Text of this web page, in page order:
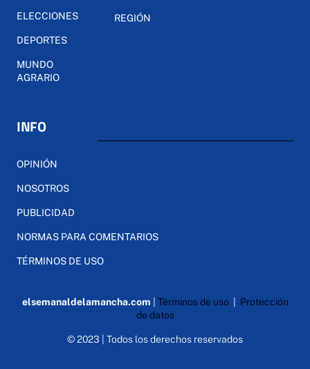
ELECCIONES
DEPORTES
MUNDO
AGRARIO
REGIÓN
INFO
OPINIÓN
NOSOTROS
PUBLICIDAD
NORMAS PARA COMENTARIOS
TÉRMINOS DE USO
elsemanaldelamancha.com Términos de uso| Protección
de datos
© 2023 | Todos los derechos reservados